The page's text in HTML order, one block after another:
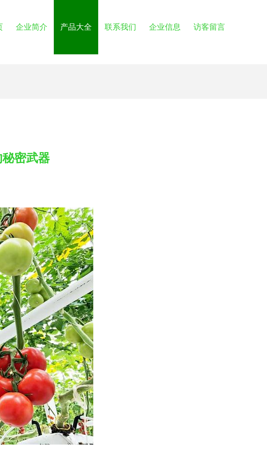
企业简介 产品大全 联系我们 企业信息 访客留言
密武器